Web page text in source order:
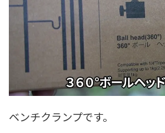
ベンチクランプです。